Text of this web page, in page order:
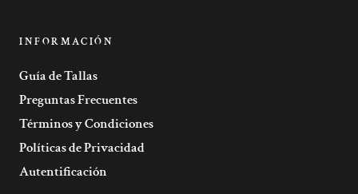
INFORMACIÓN
Guía de Tallas
Preguntas Frecuentes
Términos y Condiciones
Políticas de Privacidad
Autentificación